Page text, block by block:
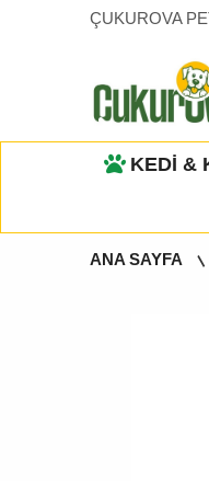
ÇUKUROVA
KEDİ &
ANA SAYFA